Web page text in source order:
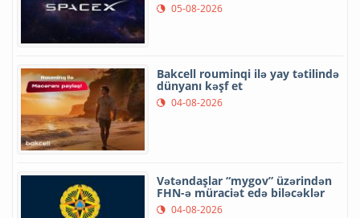
05-08-2026
Bakcell rouminqi ilə yay tətilində
dünyanı kəşf et
04-08-2026
Vətəndaşlar “mygov” üzərindən
FHN-ə müraciət edə biləcəklər
04-08-2026